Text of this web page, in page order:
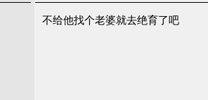
不给他找个老婆就去绝育了吧